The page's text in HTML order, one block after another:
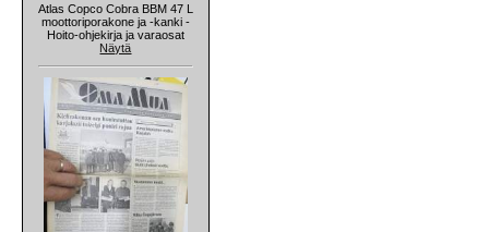
Atlas Copco Cobra BBM 47 L
moottoriporakone ja -kanki -
Hoito-ohjekirja ja varaosat
Näytä